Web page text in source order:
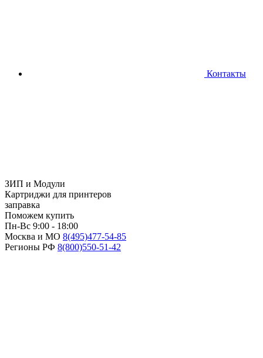
Контакты
ЗИП и Модули
Картриджи для принтеров
заправка
Поможем купить
Пн-Вс 9:00 - 18:00
Москва и МО 8(495)477-54-85
Регионы РФ 8(800)550-51-42